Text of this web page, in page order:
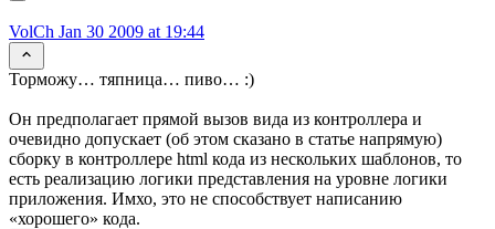
VolCh Jan 30 2009 at 19:44
Торможу… тяпница… пиво… :)
Он предполагает прямой вызов вида из контроллера и
очевидно допускает (об этом сказано в статье напрямую)
сборку в контроллере html кода из нескольких шаблонов, то
есть реализацию логики представления на уровне логики
приложения. Имхо, это не способствует написанию
«хорошего» кода.